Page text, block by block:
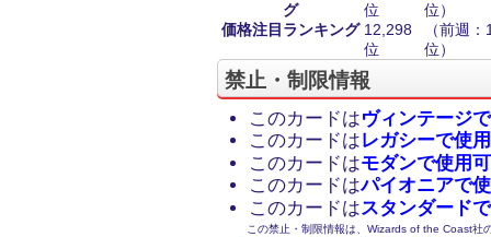
グ
位
位）
価格注目ランキング 12,298
位
（前週
位）
禁止・制限情報
このカードはヴィンテージ
このカードはレガシーで使
このカードはモダンで使用
このカードはパイオニアで
このカードはスタンダード
この禁止・制限情報は、Wizards of the Coast社